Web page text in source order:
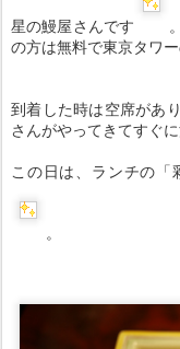
星の鰻屋さんです
の方は無料で東京タワ
到着した時は空席があ
さんがやってきてすぐ
この日は、ランチの「
。